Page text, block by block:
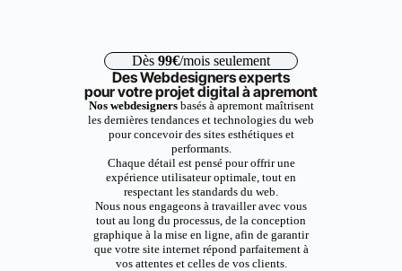
Dès 99€/mois seulement
Des Webdesigners experts
pour votre projet digital à apremont
Nos webdesignersbasés à apremont maîtrisent
les dernières tendances et technologies du web
pour concevoir des sites esthétiques et
performants.
Chaque détail est pensé pour offrir une
expérience utilisateur optimale, tout en
respectant les standards du web.
Nous nous engageons à travailler avec vous
tout au long du processus, de la conception
graphique à la mise en ligne, afin de garantir
que votre site internet répond parfaitement à
vos attentes et celles de vos clients.